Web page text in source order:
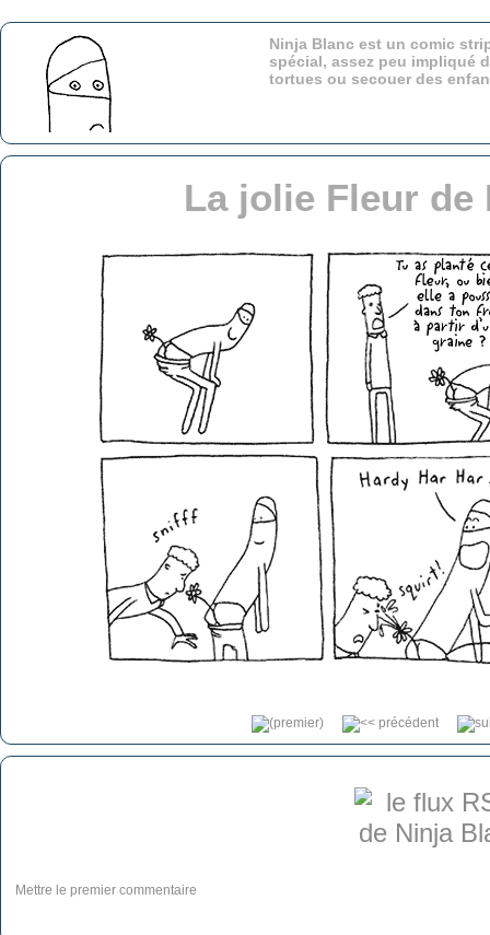
Ninja Blanc est un comic
spécial, assez peu impliqué
tortues ou secouer des
La jolie Fleur de
Mettre le premier commentaire